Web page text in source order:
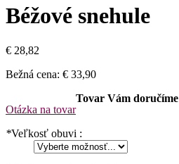
Béžové snehule
€ 28,82
Bežná cena: € 33,90
Otázka na tovar
Tovar Vám doručíme
*Veľkosť obuvi :